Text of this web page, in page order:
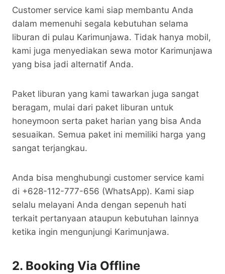
Customer service kami siap membantu Anda
dalam memenuhi segala kebutuhan selama
liburan di pulau Karimunjawa. Tidak hanya mobil,
kami juga menyediakan sewa motor Karimunjawa
yang bisa jadi alternatif Anda.
Paket liburan yang kami tawarkan juga sangat
beragam, mulai dari paket liburan untuk
honeymoon serta paket harian yang bisa Anda
sesuaikan. Semua paket ini memiliki harga yang
sangat terjangkau.
Anda bisa menghubungi customer service kami
di +628-112-777-656 (WhatsApp). Kami siap
selalu melayani Anda dengan sepenuh hati
terkait pertanyaan ataupun kebutuhan lainnya
ketika ingin mengunjungi Karimunjawa.
2. Booking Via Offline